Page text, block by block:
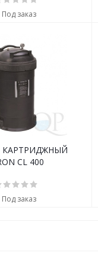
Под заказ
КАРТРИДЖНЫЙ
CL 400
Под заказ